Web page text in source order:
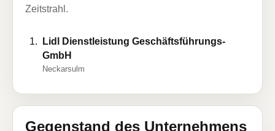
Zeitstrahl.
Lidl Dienstleistung Geschäftsführungs-
GmbH
Neckarsulm
Gegenstand des Unternehmens